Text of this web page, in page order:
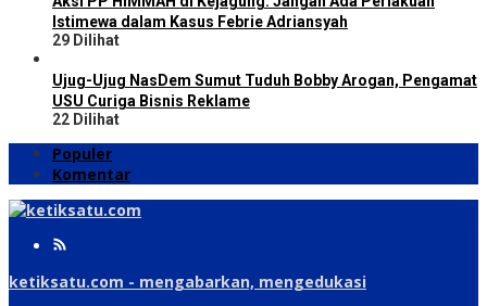
Istimewa dalam Kasus Febrie Adriansyah
29 Dilihat
Ujug-Ujug NasDem Sumut Tuduh Bobby Arogan, Pengamat
USU Curiga Bisnis Reklame
22 Dilihat
Populer
Komentar
ketiksatu.com - mengabarkan, mengedukasi